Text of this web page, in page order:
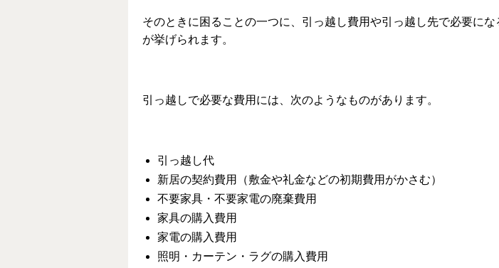
そのときに困ることの一つに、引っ越し費用や引っ越し先で必要にな
が挙げられます。
引っ越しで必要な費用には、次のようなものがあります。
引っ越し代
新居の契約費用（敷金や礼金などの初期費用がかさむ）
不要家具・不要家電の廃棄費用
家具の購入費用
家電の購入費用
照明・カーテン・ラグの購入費用